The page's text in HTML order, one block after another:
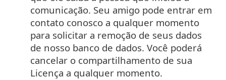
comunicação. Seu amigo pode entrar em
contato conosco a qualquer momento
para solicitar a remoção de seus dados
de nosso banco de dados. Você poderá
cancelar o compartilhamento de sua
Licença a qualquer momento.